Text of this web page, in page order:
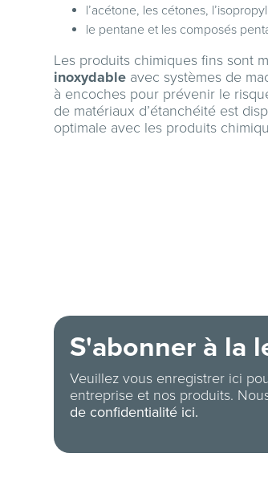
l’acétone, les cétones,
le pentane et les composés
Les produits chimiques fins sont
inoxydable avec systèmes de
à encoches pour prévenir le
de matériaux d’étanchéité est
optimale avec les produits
S'abonner à la
Veuillez vous enregistrer ici
entreprise et nos produits.
de confidentialité ici.